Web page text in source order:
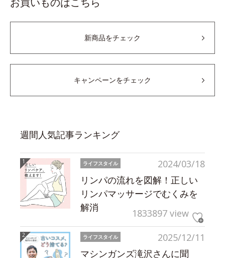
新商品をチェック
キャンペーンをチェック
週間人気記事ランキング
2024/03/18
ライフスタイル
リンパの流れを図解！正しい
リンパマッサージでむくみを
解消
1833897 view
2025/12/11
ライフスタイル
マシンガンズ滝沢さんに聞